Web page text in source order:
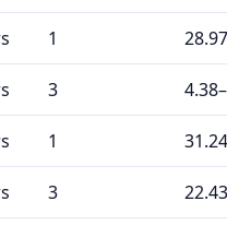
1
3
1
3